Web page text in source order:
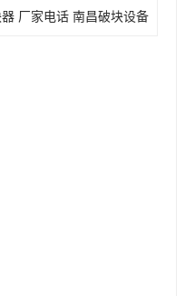
厂家电话 南昌破块设备